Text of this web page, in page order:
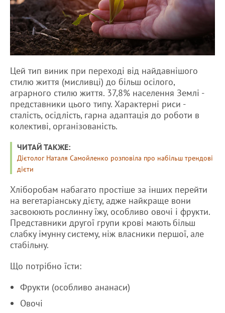
Цей тип виник при переході від найдавнішого
стилю життя (мисливці) до більш осілого,
аграрного стилю життя. 37,8% населення Землі -
представники цього типу. Характерні риси -
сталість, осідлість, гарна адаптація до роботи в
колективі, організованість.
ЧИТАЙ ТАКЖЕ:
Дієтолог Наталя Самойленко розповіла про набільш трендові
дієти
Хліборобам набагато простіше за інших перейти
на вегетаріанську дієту, адже найкраще вони
засвоюють рослинну їжу, особливо овочі і фрукти.
Представники другої групи крові мають більш
слабку імунну систему, ніж власники першої, але
стабільну.
Що потрібно їсти:
Фрукти (особливо ананаси)
Овочі